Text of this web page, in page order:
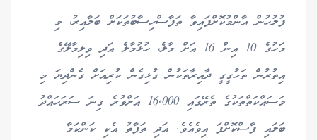
ފުލުހުން އާންމުކޮށްފައިވާ ތަފާސްހިސާބުތަކަށް ބަލާއިރު، މި
މަހުގެ 10 އިން 16 އަށް މާލެ، ހުޅުމާލެ އަދި ވިލިމާލޭގެ
އިތުރުން ތަހުގީގީ ދާއިރާތަކުން ގުޅިގެން ކުރިއަށް ގެންދިޔަ މި
މަސައްކަތްތަކުގެ ތެރޭގައި 16,000 އަށްވުރެ ގިނަ ސަރަހައްދު
ބަލައި ފާސްކޮށްފަ އިވެއެވެ. އަދި ތަފާތު އެކި ކަންކަމާ